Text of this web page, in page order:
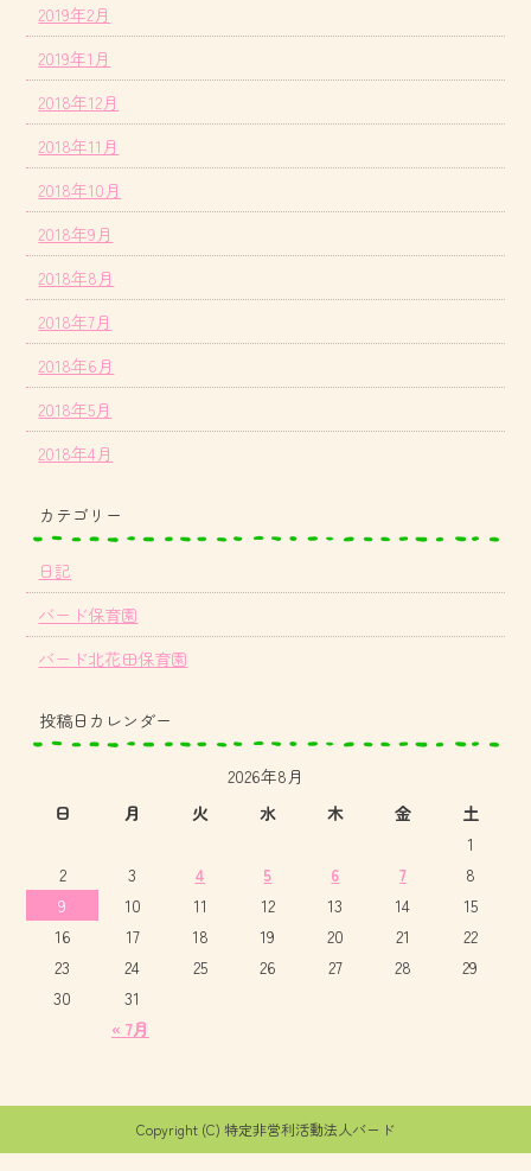
2019年2月
2019年1月
2018年12月
2018年11月
2018年10月
2018年9月
2018年8月
2018年7月
2018年6月
2018年5月
2018年4月
カテゴリー
日記
バード保育園
バード北花田保育園
投稿日カレンダー
2026年8月
日
月 火 水 木 金 土
« 7月
1
2
3 4 5 6 7
8
9
10 11 12 13 14
15
16
17 18 19 20 21
22
23
24 25 26 27 28
29
30
31
Copyright (C) 特定非営利活動法人バード